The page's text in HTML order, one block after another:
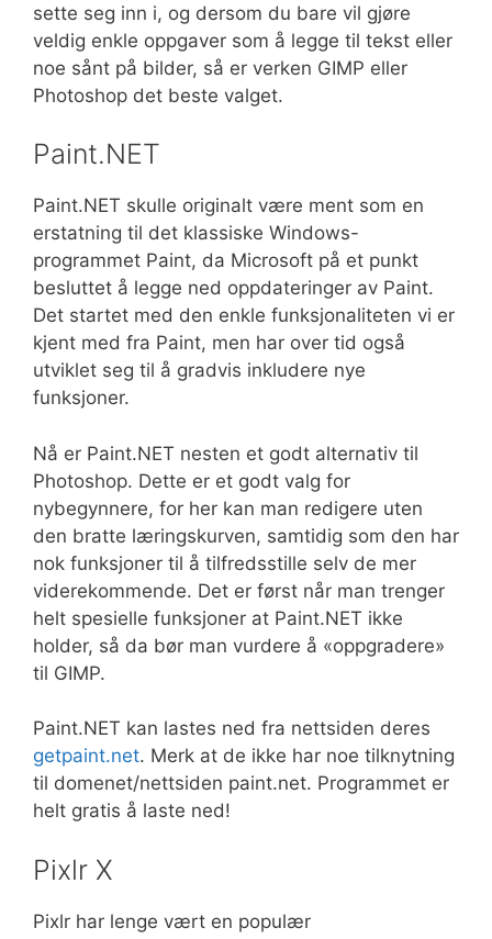
sette seg inn i, og dersom du bare vil gjøre
veldig enkle oppgaver som å legge til tekst eller
noe sånt på bilder, så er verken GIMP eller
Photoshop det beste valget.
Paint.NET
Paint.NET skulle originalt være ment som en
erstatning til det klassiske Windows-
programmet Paint, da Microsoft på et punkt
besluttet å legge ned oppdateringer av Paint.
Det startet med den enkle funksjonaliteten vi er
kjent med fra Paint, men har over tid også
utviklet seg til å gradvis inkludere nye
funksjoner.
Nå er Paint.NET nesten et godt alternativ til
Photoshop. Dette er et godt valg for
nybegynnere, for her kan man redigere uten
den bratte læringskurven, samtidig som den har
nok funksjoner til å tilfredsstille selv de mer
viderekommende. Det er først når man trenger
helt spesielle funksjoner at Paint.NET ikke
holder, så da bør man vurdere å «oppgradere»
til GIMP.
Paint.NET kan lastes ned fra nettsiden deres
getpaint.net. Merk at de ikke har noe tilknytning
til domenet/nettsiden paint.net. Programmet er
helt gratis å laste ned!
Pixlr X
Pixlr har lenge vært en populær